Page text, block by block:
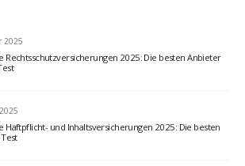
2025
Rechtsschutzversicherungen 2025: Die besten Anbieter
Haftpflicht- und Inhaltsversicherungen 2025: Die besten